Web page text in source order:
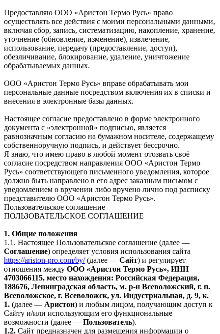
Предоставляю ООО «Аристон Термо Русь» право
осуществлять все действия с моими персональными данными,
включая сбор, запись, систематизацию, накопление, хранение,
уточнение (обновление, изменение), извлечение,
использование, передачу (предоставление, доступ),
обезличивание, блокирование, удаление, уничтожение
обрабатываемых данных.
ООО «Аристон Термо Русь» вправе обрабатывать мои
персональные данные посредством включения их в списки и
внесения в электронные базы данных.
Настоящее согласие предоставлено в форме электронного
документа с «электронной» подписью, является
равнозначным согласию на бумажном носителе, содержащему
собственноручную подпись, и действует бессрочно.
Я знаю, что имею право в любой момент отозвать своё
согласие посредством направления ООО «Аристон Термо
Русь» соответствующего письменного уведомления, которое
должно быть направлено в его адрес заказным письмом с
уведомлением о вручении либо вручено лично под расписку
представителю ООО «Аристон Термо Русь».
Пользовательское соглашение
ПОЛЬЗОВАТЕЛЬСКОЕ СОГЛАШЕНИЕ
1. Общие положения
1.1. Настоящее Пользовательское соглашение (далее —
Соглашение) определяет условия использования сайта
https://ariston-pro.com/by/(далее — Сайт) и регулирует
отношения между ООО «Аристон Термо Русь», ИНН
4703066115, место нахождения: Российская Федерация,
188676, Ленинградская область, м. р-н Всеволожский, г. п.
Всеволожское, г. Всеволожск, ул. Индустриальная, д. 9, к.
1. (далее — Аристон) и любым лицом, получающим доступ к
Сайту и/или использующим его функциональные
возможности (далее — Пользователь).
1.2. Сайт предназначен для размещения информации о